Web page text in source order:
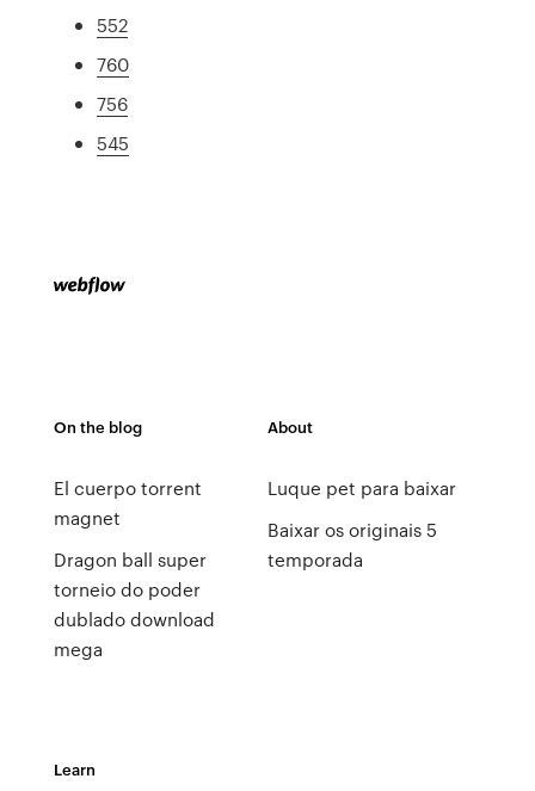
552
760
756
545
On the blog
El cuerpo torrent
magnet
Dragon ball super
torneio do poder
dublado download
mega
About
Luque pet para baixar
Baixar os originais 5
temporada
Learn